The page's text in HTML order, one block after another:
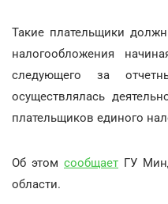
Такие плательщики
налогообложения
следующего за
осуществлялась
плательщиков единого
Об этом сообщает ГУ
области.